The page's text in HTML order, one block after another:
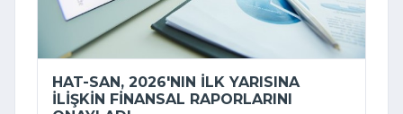
HAT-SAN, 2026'NIN ILK YARISINA
ILIŞKIN FINANSAL RAPORLARINI